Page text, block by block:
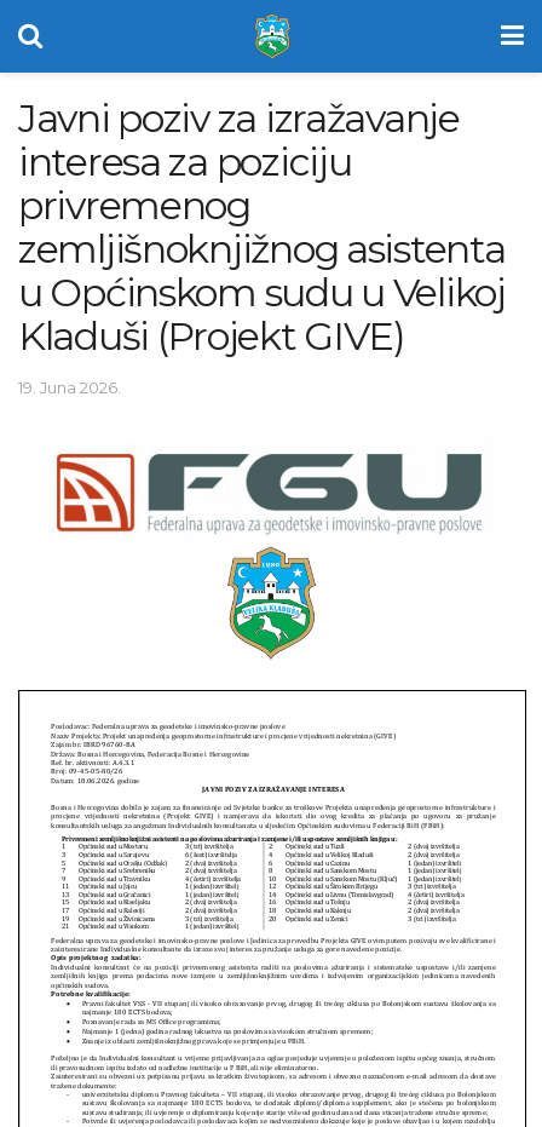
Javni poziv za izražavanje
interesa za poziciju
privremenog
zemljišnoknjižnog asistenta
u Općinskom sudu u Velikoj
Kladuši (Projekt GIVE)
19. Juna 2026.